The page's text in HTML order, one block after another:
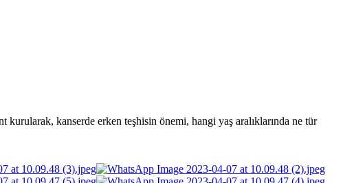
kanserde erken teşhisin önemi, hangi yaş aralıklarında ne tür